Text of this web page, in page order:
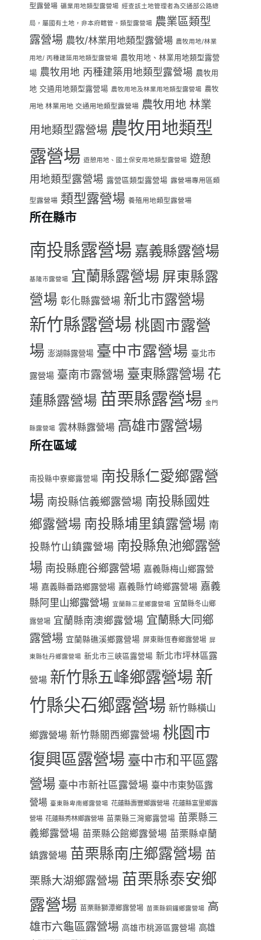
型露營場 礦業用地類型露營場 經查該土地管理者為交通部公路總
局，屬國有土地，非本府轄管。類型露營場 農業區類型
露營場 農牧/林業用地類型露營場 農牧用地/林業
用地/ 丙種建築用地類型露營場 農牧用地、林業用地類型露營
場 農牧用地 丙種建築用地類型露營場 農牧用
地 交通用地類型露營場 農牧用地及林業用地類型露營場 農牧
用地 林業用地 交通用地類型露營場 農牧用地 林業
用地類型露營場 農牧用地類型
露營場 遊憩用地、國土保安用地類型露營場 遊憩
用地類型露營場 露營區類型露營場 露營場專用區類
型露營場 類型露營場 養殖用地類型露營場
所在縣市
南投縣露營場 嘉義縣露營場
基隆市露營場 宜蘭縣露營場 屏東縣露
營場 彰化縣露營場 新北市露營場
新竹縣露營場 桃園市露營
場 澎湖縣露營場 臺中市露營場 臺北市
露營場 臺南市露營場 臺東縣露營場 花
蓮縣露營場 苗栗縣露營場 金門
縣露營場 雲林縣露營場 高雄市露營場
所在區域
南投縣中寮鄉露營場 南投縣仁愛鄉露營
場 南投縣信義鄉露營場 南投縣國姓
鄉露營場 南投縣埔里鎮露營場 南
投縣竹山鎮露營場 南投縣魚池鄉露營
場 南投縣鹿谷鄉露營場 嘉義縣梅山鄉露營
場 嘉義縣番路鄉露營場 嘉義縣竹崎鄉露營場 嘉義
縣阿里山鄉露營場 宜蘭縣三星鄉露營場 宜蘭縣冬山鄉
露營場 宜蘭縣南澳鄉露營場 宜蘭縣大同鄉
露營場 宜蘭縣礁溪鄉露營場 屏東縣恆春鄉露營場 屏
東縣牡丹鄉露營場 新北市三峽區露營場 新北市坪林區露
營場 新竹縣五峰鄉露營場新
竹縣尖石鄉露營場 新竹縣橫山
鄉露營場 新竹縣關西鄉露營場 桃園市
復興區露營場 臺中市和平區露
營場 臺中市新社區露營場 臺中市東勢區露
營場 臺東縣卑南鄉露營場 花蓮縣壽豐鄉露營場 花蓮縣富里鄉露
營場 花蓮縣秀林鄉露營場 苗栗縣三灣鄉露營場 苗栗縣三
義鄉露營場 苗栗縣公館鄉露營場 苗栗縣卓蘭
鎮露營場 苗栗縣南庄鄉露營場 苗
栗縣大湖鄉露營場 苗栗縣泰安鄉
露營場 苗栗縣獅潭鄉露營場 苗栗縣銅鑼鄉露營場 高
雄市六龜區露營場 高雄市桃源區露營場 高雄